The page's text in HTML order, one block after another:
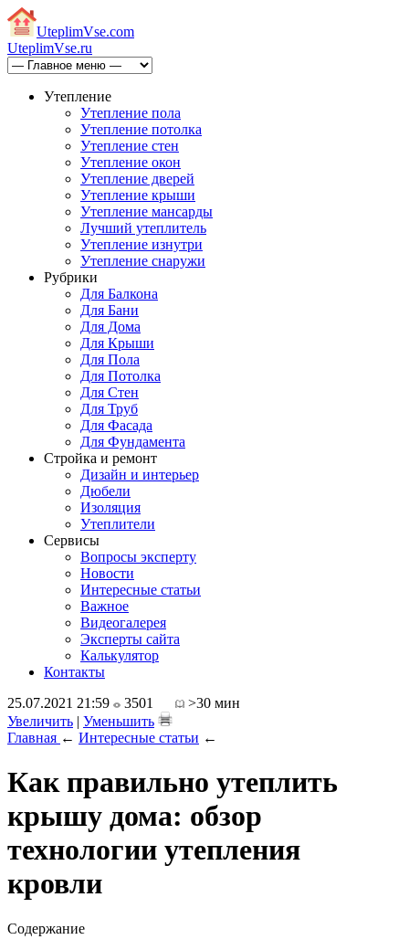
UteplimVse.com
UteplimVse.ru
Утепление
Утепление пола
Утепление потолка
Утепление стен
Утепление окон
Утепление дверей
Утепление крыши
Утепление мансарды
Лучший утеплитель
Утепление изнутри
Утепление снаружи
Рубрики
Для Балкона
Для Бани
Для Дома
Для Крыши
Для Пола
Для Потолка
Для Стен
Для Труб
Для Фасада
Для Фундамента
Стройка и ремонт
Дизайн и интерьер
Дюбели
Изоляция
Утеплители
Сервисы
Вопросы эксперту
Новости
Интересные статьи
Важное
Видеогалерея
Эксперты сайта
Калькулятор
Контакты
25.07.2021 21:59
3501
>30 мин
Увеличить | Уменьшить
Главная ← Интересные статьи ←
Как правильно утеплить
крышу дома: обзор
технологии утепления
кровли
Содержание